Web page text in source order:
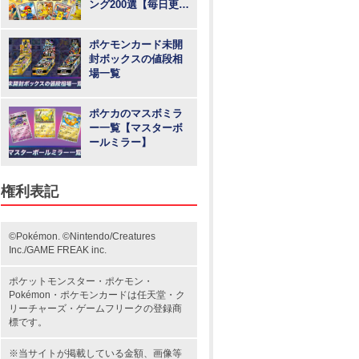
ング200選【毎日更
ポケモンカード未開
封ボックスの値段相
場一覧
ポケカのマスボミラ
ー一覧【マスターボ
ールミラー】
権利表記
©Pokémon. ©Nintendo/Creatures
Inc./GAME FREAK inc.
ポケットモンスター ・ポケモン・
Pokémon・ ポケモンカードは任天堂・ ク
リーチャーズ ・ ゲームフリークの登録商
標です。
※当サイトが掲載している金額、画像等